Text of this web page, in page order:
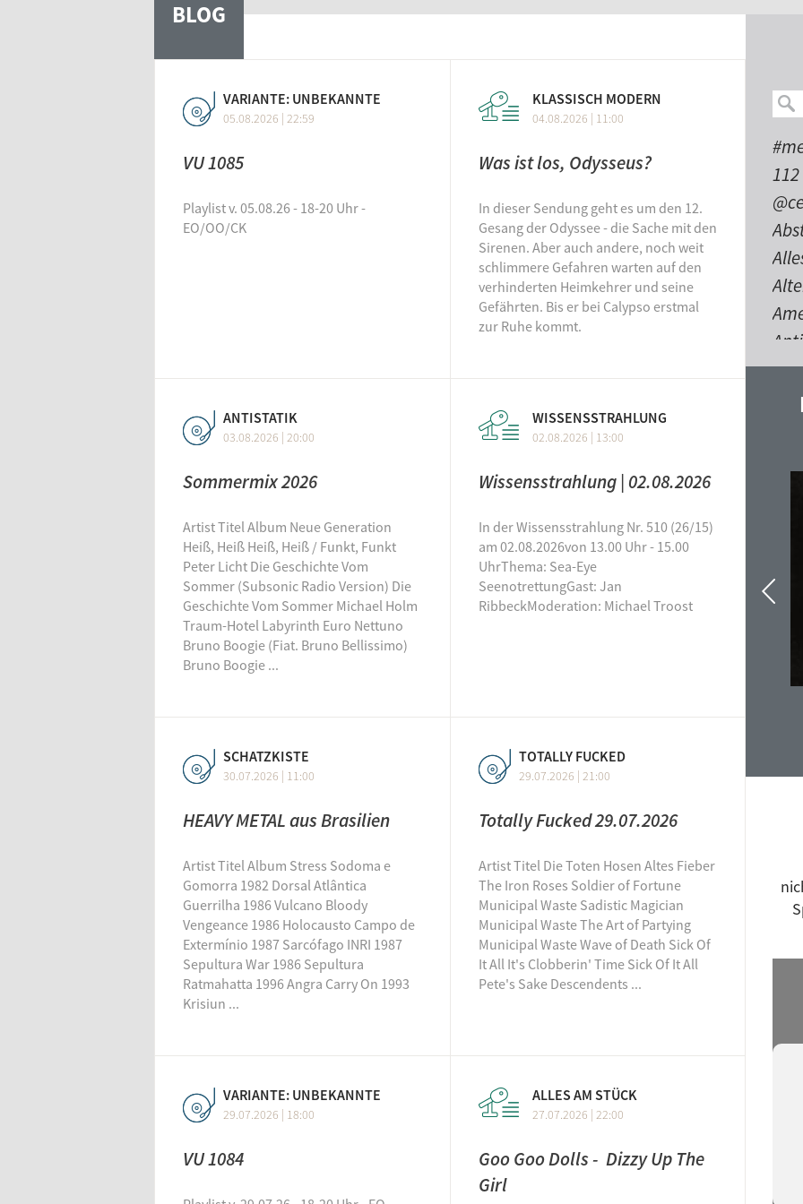
Ab
25
Kritiker und sogar eine Partei, die ihn ganz abschaffen möchte?
Das haben sich Maxi und Emilia in dieser Episode gefragt.
Medienstaatsvertrag
Meinungsfreiheit
BLOG
VARIANTE: UNBEKANNTE
05.08.2026 | 22:59
VU 1085
Playlist v. 05.08.26 - 18-20 Uhr -
EO/OO/CK
KLASSISCH MODERN
04.08.2026 | 11:00
Was ist los, Odysseus?
In dieser Sendung geht es um den 12.
Gesang der Odyssee - die Sache mit den
Sirenen. Aber auch andere, noch weit
schlimmere Gefahren warten auf den
verhinderten Heimkehrer und seine
Gefährten. Bis er bei Calypso erstmal
zur Ruhe kommt.
ANTISTATIK
03.08.2026 | 20:00
Sommermix 2026
Artist Titel Album Neue Generation
Heiß, Heiß Heiß, Heiß / Funkt, Funkt
Peter Licht Die Geschichte Vom
Sommer (Subsonic Radio Version) Die
Geschichte Vom Sommer Michael Holm
Traum-Hotel Labyrinth Euro Nettuno
Bruno Boogie (Fiat. Bruno Bellissimo)
Bruno Boogie ...
WISSENSSTRAHLUNG
02.08.2026 | 13:00
Wissensstrahlung | 02.08.2026
In der Wissensstrahlung Nr. 510 (26/15)
am 02.08.2026von 13.00 Uhr - 15.00
UhrThema: Sea-Eye
SeenotrettungGast: Jan
RibbeckModeration: Michael Troost
SCHATZKISTE
30.07.2026 | 11:00
HEAVY METAL aus Brasilien
Artist Titel Album Stress Sodoma e
Gomorra 1982 Dorsal Atlântica
Guerrilha 1986 Vulcano Bloody
Vengeance 1986 Holocausto Campo de
Extermínio 1987 Sarcófago INRI 1987
Sepultura War 1986 Sepultura
Ratmahatta 1996 Angra Carry On 1993
Krisiun ...
TOTALLY FUCKED
29.07.2026 | 21:00
Totally Fucked 29.07.2026
Artist Titel Die Toten Hosen Altes Fieber
The Iron Roses Soldier of Fortune
Municipal Waste Sadistic Magician
Municipal Waste The Art of Partying
Municipal Waste Wave of Death Sick Of
It All It's Clobberin' Time Sick Of It All
Pete's Sake Descendents ...
VARIANTE: UNBEKANNTE
29.07.2026 | 18:00
VU 1084
ALLES AM STÜCK
27.07.2026 | 22:00
Goo Goo Dolls - Dizzy Up The
Girl
112
Auf